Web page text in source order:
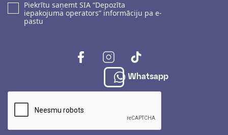
Piekrītu saņemt SIA “Depozīta
iepakojuma operators” informāciju pa e-
pastu
Whatsapp